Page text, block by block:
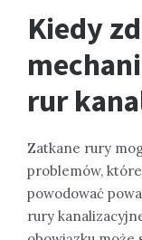
Kiedy
rur
Zatkane rury
problemów,
powodować
rury